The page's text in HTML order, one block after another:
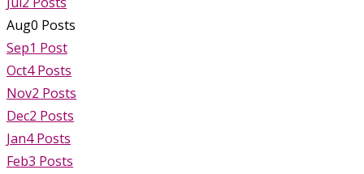
Aug0 Posts
Sep1 Post
Oct4 Posts
Nov2 Posts
Dec2 Posts
Jan4 Posts
Feb3 Posts